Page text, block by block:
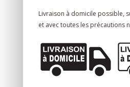
Livraison à domicile possible,
et avec toutes les précautions